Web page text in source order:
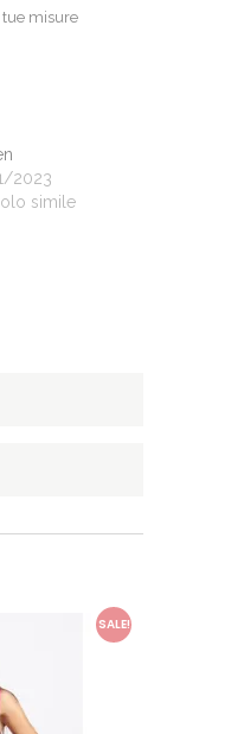
tue misure
2023
simile
SALE!